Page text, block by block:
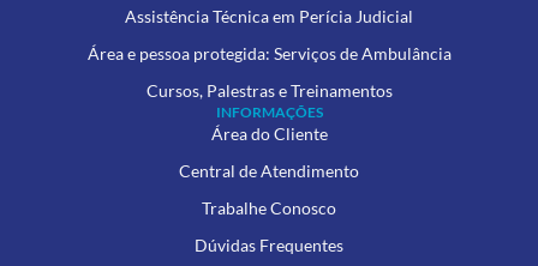
Assistência Técnica em Perícia Judicial
Área e pessoa protegida: Serviços de Ambulância
Cursos, Palestras e Treinamentos
INFORMAÇÕES
Área do Cliente
Central de Atendimento
Trabalhe Conosco
Dúvidas Frequentes